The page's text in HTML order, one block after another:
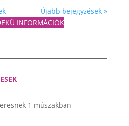
Újabb bejegyzések »
INFORMÁCIÓK
1 műszakban